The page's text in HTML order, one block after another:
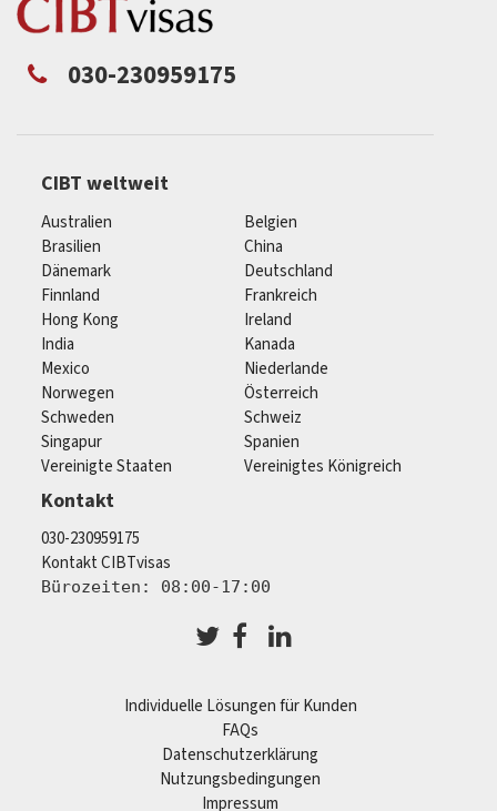
030-230959175
CIBT weltweit
Australien
Belgien
Brasilien
China
Dänemark
Deutschland
Finnland
Frankreich
Hong Kong
Ireland
India
Kanada
Mexico
Niederlande
Norwegen
Österreich
Schweden
Schweiz
Singapur
Spanien
Vereinigte Staaten
Vereinigtes Königreich
Kontakt
030-230959175
Kontakt CIBTvisas
Bürozeiten: 08:00-17:00
Individuelle Lösungen für Kunden
FAQs
Datenschutzerklärung
Nutzungsbedingungen
Impressum